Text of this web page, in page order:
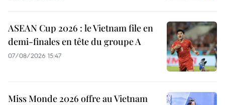
ASEAN Cup 2026 : le Vietnam file en
demi-finales en tête du groupe A
07/08/2026 15:47
Miss Monde 2026 offre au Vietnam